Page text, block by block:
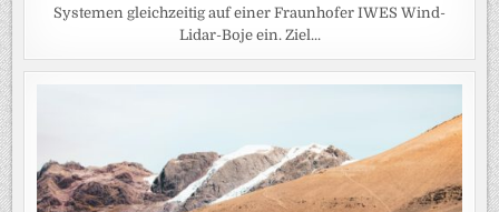
Systemen gleichzeitig auf einer Fraunhofer IWES Wind-
Lidar-Boje ein. Ziel...